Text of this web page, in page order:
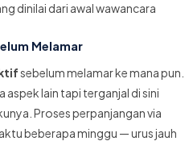
dinilai dari awal wawancara
Melamar
sebelum melamar ke mana pun.
aspek lain tapi terganjal di sini
Proses perpanjangan via
beberapa minggu — urus jauh